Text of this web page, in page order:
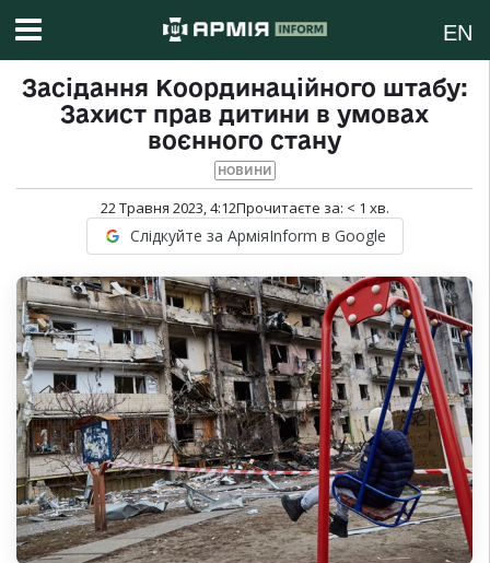
EN
Засідання Координаційного штабу:
Захист прав дитини в умовах
воєнного стану
НОВИНИ
22 Травня 2023, 4:12Прочитаєте за: < 1 хв.
Слідкуйте за АрміяInform в Google